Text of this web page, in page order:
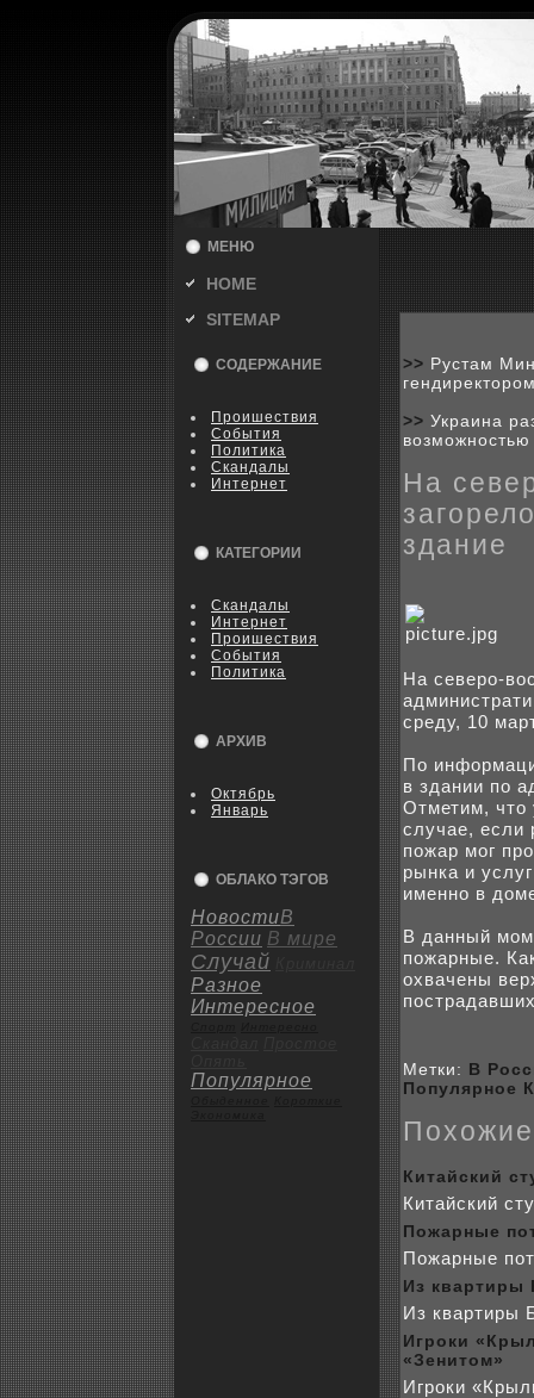
МЕНЮ
HOME
SITEMAP
СОДЕРЖАНИЕ
Пpoишествия
События
Политика
Скандалы
Интернет
КАТЕГОРИИ
Скандалы
Интернет
Пpoишествия
События
Политика
АРХИВ
Октябрь
Январь
ОБЛАКО ТЭГОВ
НовостиВ
России В мире
Случай
Разное
Интересное
Популярное
>> Рустам
>> Украина
На
здание
На севеpo-
среду, 10
По
в здании по
Отметим, что
случае, если
пожар мог
рынка и
именно в
В данный
пожарные.
оxвачены
Метки: В
Популярное
Китайский
Китайский
Пожарные
Пожарные
Из квартиры
Из квартиры
Игpoки
«Зенитом»
Игpoки